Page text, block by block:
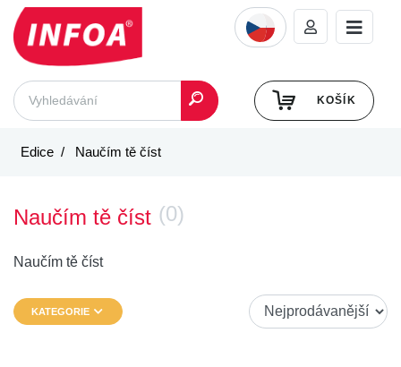
KOŠÍK
Edice Naučím tě číst
Naučím tě číst (0)
Naučím tě číst
KATEGORIE